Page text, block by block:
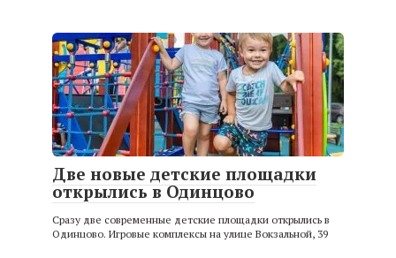
Две новые детские площадки
открылись в Одинцово
Сразу две современные детские площадки открылись в
Одинцово. Игровые комплексы на улице Вокзальной, 39